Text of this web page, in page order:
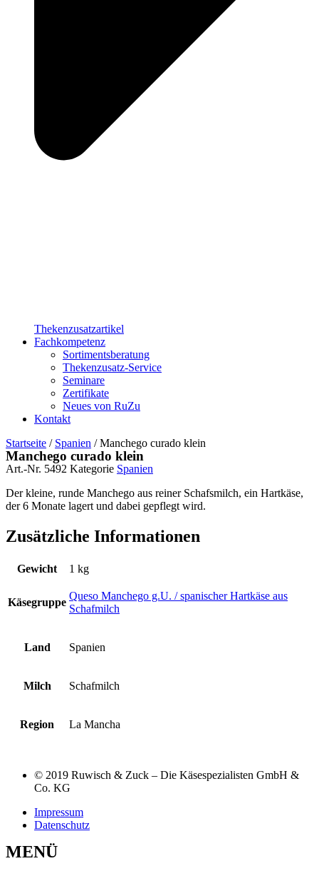
Thekenzusatzartikel
Fachkompetenz
Sortimentsberatung
Thekenzusatz-Service
Seminare
Zertifikate
Neues von RuZu
Kontakt
Startseite / Spanien / Manchego curado klein
Manchego curado klein
Art.-Nr. 5492 Kategorie Spanien
Der kleine, runde Manchego aus reiner Schafsmilch, ein Hartkäse,
der 6 Monate lagert und dabei gepflegt wird.
Zusätzliche Informationen
Gewicht 1 kg
Käsegruppe
Queso Manchego g.U. / spanischer Hartkäse aus
Schafmilch
Land Spanien
Milch Schafmilch
Region La Mancha
© 2019 Ruwisch & Zuck – Die Käsespezialisten GmbH &
Co. KG
Impressum
Datenschutz
MENÜ